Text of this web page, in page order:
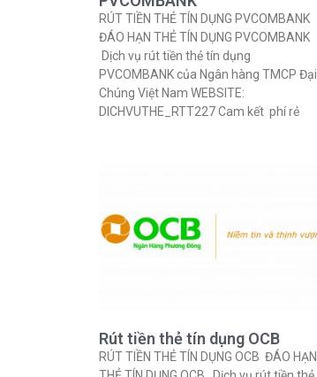
RÚT TIỀN THẺ TÍN DỤNG PVCOMBANK
ĐÁO HẠN THẺ TÍN DỤNG PVCOMBANK
Dịch vụ rút tiền thẻ tín dụng
PVCOMBANK của Ngân hàng TMCP Đại
Chúng Việt Nam WEBSITE:
DICHVUTHE_RTT227 Cam kết phí rẻ
Rút tiền thẻ tín dụng OCB
RÚT TIỀN THẺ TÍN DỤNG OCB ĐÁO HẠN